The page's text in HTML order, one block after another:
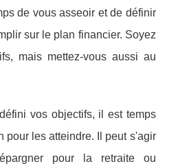
de vous asseoir et de définir
sur le plan financier. Soyez
mais mettez-vous aussi au
vos objectifs, il est temps
pour les atteindre. Il peut s'agir
pour la retraite ou